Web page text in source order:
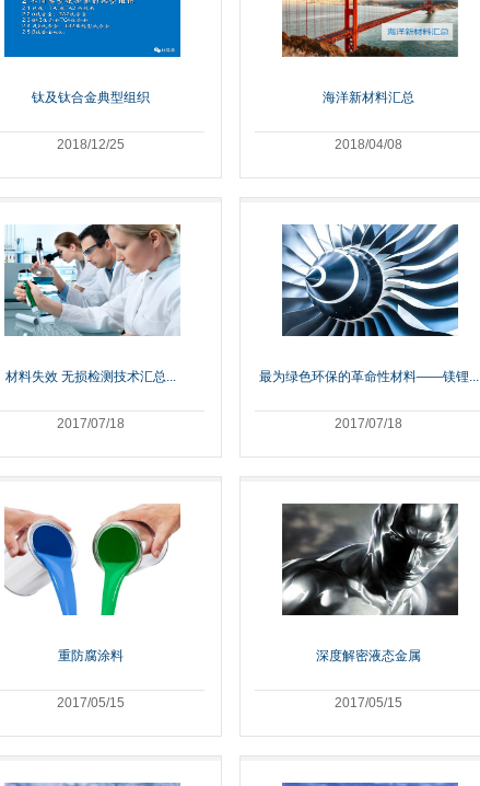
钛及钛合金典型组织
2018/12/25
海洋新材料汇总
2018/04/08
材料失效 无损检测技术汇总...
2017/07/18
最为绿色环保的革命性材料——镁锂...
2017/07/18
重防腐涂料
2017/05/15
深度解密液态金属
2017/05/15